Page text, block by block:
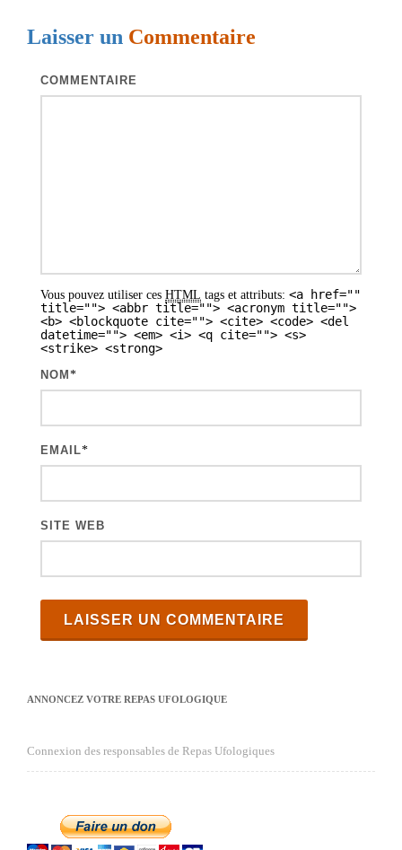
a
Laisser un Commentaire
COMMENTAIRE
Vous pouvez utiliser ces HTML tags et attributs: <a href=""
title=""> <abbr title=""> <acronym title="">
<b> <blockquote cite=""> <cite> <code> <del
datetime=""> <em> <i> <q cite=""> <s>
<strike> <strong>
NOM *
EMAIL*
SITE WEB
ANNONCEZ VOTRE REPAS UFOLOGIQUE
Connexion des responsables de Repas Ufologiques